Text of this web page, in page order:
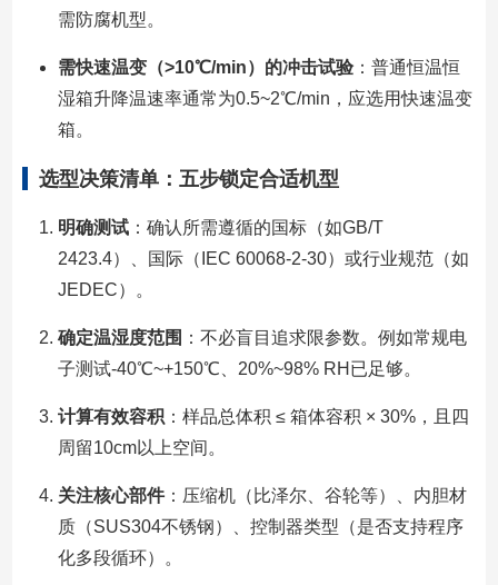
需防腐机型。
需快速温变（>10℃/min）的冲击试验：普通恒温恒
湿箱升降温速率通常为0.5~2℃/min，应选用快速温变
箱。
选型决策清单：五步锁定合适机型
明确测试：确认所需遵循的国标（如GB/T
2423.4）、国际（IEC 60068-2-30）或行业规范（如
JEDEC）。
确定温湿度范围 ：不必盲目追求限参数。例如常规电
子测试-40℃~+150℃、20%~98% RH已足够。
计算有效容积：样品总体积 ≤ 箱体容积 × 30%，且四
周留10cm以上空间。
关注核心部件：压缩机（比泽尔、谷轮等）、内胆材
质（SUS304不锈钢）、控制器类型（是否支持程序
化多段循环）。